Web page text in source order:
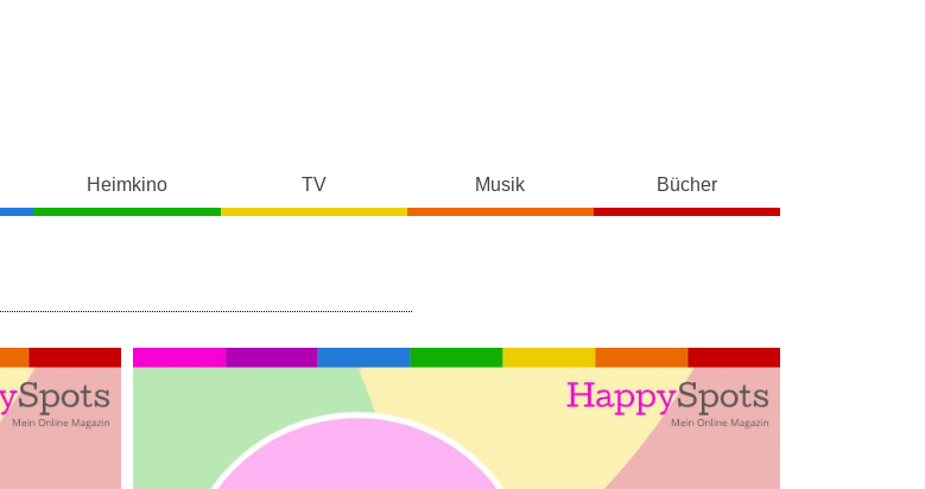
Heimkino TV Musik Bücher